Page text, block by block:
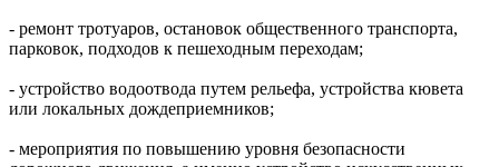
- ремонт тротуаров, остановок общественного транспорта,
парковок, подходов к пешеходным переходам;
- устройство водоотвода путем рельефа, устройства кювета
или локальных дождеприемников;
- мероприятия по повышению уровня безопасности